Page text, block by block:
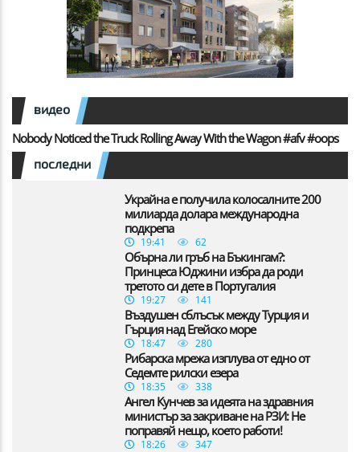
видео
Nobody Noticed the Truck Rolling Away With the Wagon #afv #oops
последни
Украйна е получила колосалните 200
милиарда долара международна
подкрепа
19:41 62
Обърна ли гръб на Бъкингам?:
Принцеса Юджини избра да роди
третото си дете в Португалия
19:27 141
Въздушен сблъсък между Турция и
Гърция над Егейско море
18:47 280
Рибарска мрежа изплува от едно от
Седемте рилски езера
18:35 338
Ангел Кунчев за идеята на здравния
министър за закриване на РЗИ: Не
поправяй нещо, което работи!
18:26 347